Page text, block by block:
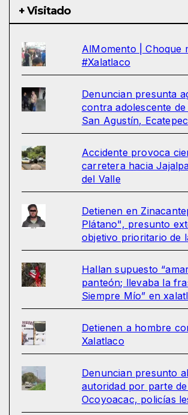
+ Visitado
AlMomento | Choque
#Xalatlaco
Denuncian presunta
contra adolescente de
San Agustín, Ecatepec
Accidente provoca
carretera hacia
del Valle
Detienen en
Plátano", presunto
objetivo prioritario de
Hallan supuesto
panteón; llevaba la
Siempre Mío” en
Detienen a hombre
Xalatlaco
Denuncian presunto
autoridad por parte
Ocoyoacac, policías